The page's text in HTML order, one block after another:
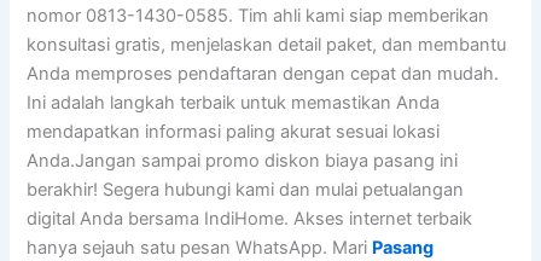
nomor 0813-1430-0585. Tim ahli kami siap memberikan
konsultasi gratis, menjelaskan detail paket, dan membantu
Anda memproses pendaftaran dengan cepat dan mudah.
Ini adalah langkah terbaik untuk memastikan Anda
mendapatkan informasi paling akurat sesuai lokasi
Anda.Jangan sampai promo diskon biaya pasang ini
berakhir! Segera hubungi kami dan mulai petualangan
digital Anda bersama IndiHome. Akses internet terbaik
hanya sejauh satu pesan WhatsApp. Mari Pasang